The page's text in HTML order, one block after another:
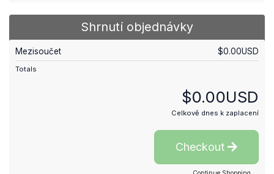
Shrnutí objednávky
Mezisoučet $0.00USD
Totals
$0.00USD
Celkově dnes k zaplacení
Checkout